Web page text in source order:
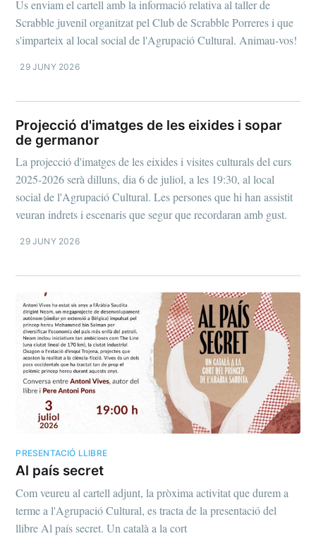
Us enviam el cartell amb la informació relativa al taller de
Scrabble juvenil organitzat pel Club de Scrabble Porreres i que
s'imparteix al local social de l'Agrupació Cultural. Animau-vos!
29 JUNY 2026
Projecció d'imatges de les eixides i sopar
de germanor
La projecció d'imatges de les eixides i visites culturals del curs
2025-2026 serà dilluns, dia 6 de juliol, a les 19:30, al local
social de l'Agrupació Cultural. Les persones que hi han assistit
veuran indrets i escenaris que segur que recordaran amb gust.
29 JUNY 2026
PRESENTACIÓ LLIBRE
Al país secret
Com veureu al cartell adjunt, la pròxima activitat que durem a
terme a l'Agrupació Cultural, es tracta de la presentació del
llibre Al país secret. Un català a la cort